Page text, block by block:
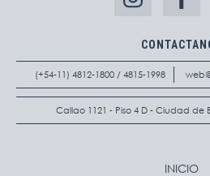
(+54-11) 4812-1800 / 4815-1998
Callao 1121 - Piso 4 D - Ciudad de
INICIO